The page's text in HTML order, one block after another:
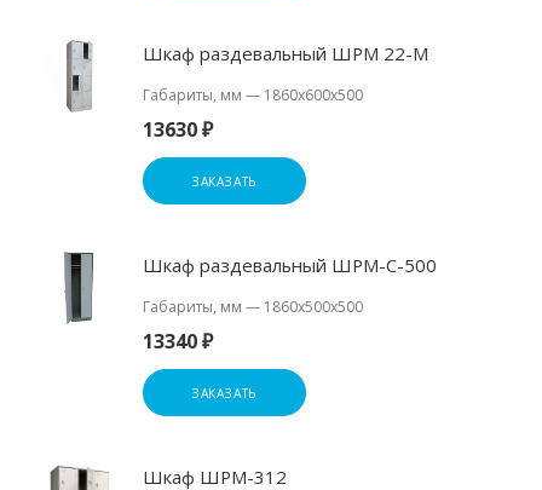
Шкаф раздевальный ШРМ 22-М
Габариты, мм — 1860х600х500
13630 ₽
ЗАКАЗАТЬ
Шкаф раздевальный ШРМ-С-500
Габариты, мм — 1860х500х500
13340 ₽
ЗАКАЗАТЬ
Шкаф ШРМ-312